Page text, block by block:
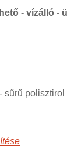
- vízálló -
sűrű